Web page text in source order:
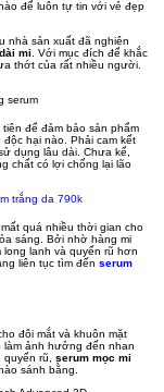
để luôn tự tin với vẻ đẹp
nhà sản xuất đã nghiên
mi . Với mục đích để khắc
thớt của rất nhiều người.
để đảm bảo sản phẩm
hại nào. Phải cam kết
dụng lâu dài. Chưa kể,
chất có lợi chống lại lão
quá nhiều thời gian cho
sáng. Bởi nhờ hàng mi
long lanh và quyến rũ hơn
liên tục tìm đến serum
đôi mắt và khuôn mặt
làm ảnh hưởng đến nhan
rũ, serum mọc mi
sánh bằng.